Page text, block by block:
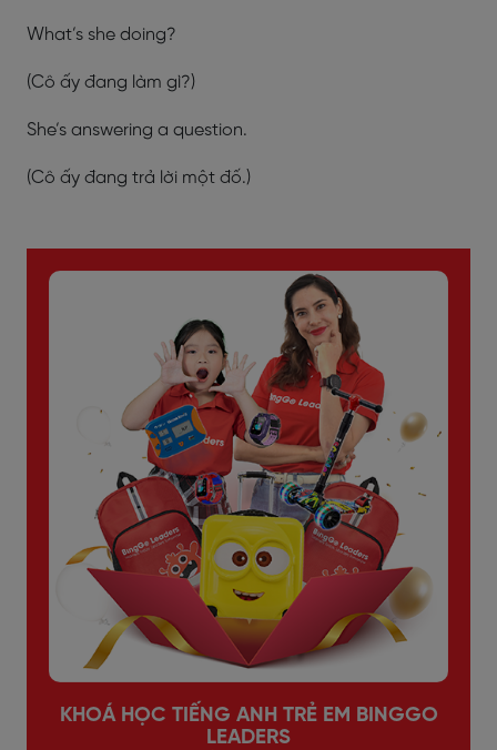
What’s she doing?
(Cô ấy đang làm gì?)
She’s answering a question.
(Cô ấy đang trả lời một đố.)
KHOÁ HỌC TIẾNG ANH TRẺ EM BINGGO
LEADERS